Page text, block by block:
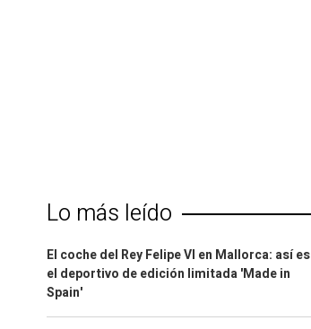
Lo más leído
El coche del Rey Felipe VI en Mallorca: así es
el deportivo de edición limitada 'Made in
Spain'